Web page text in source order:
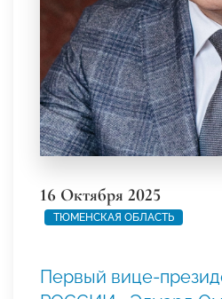
16 Октября 2025
ТЮМЕНСКАЯ ОБЛАСТЬ
Первый вице-